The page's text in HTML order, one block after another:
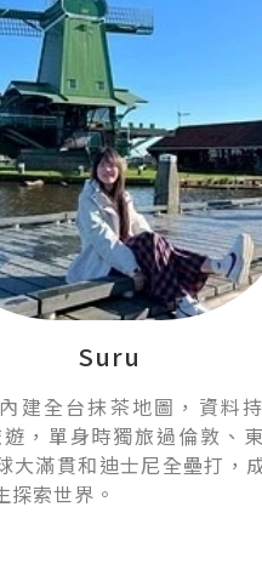
Suru
建全台抹茶地圖，資料
，單身時獨旅過倫敦、
大滿貫和迪士尼全壘打，
探索世界。